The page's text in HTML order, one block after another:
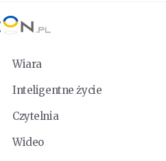
Wiara
Inteligentne życie
Czytelnia
Wideo